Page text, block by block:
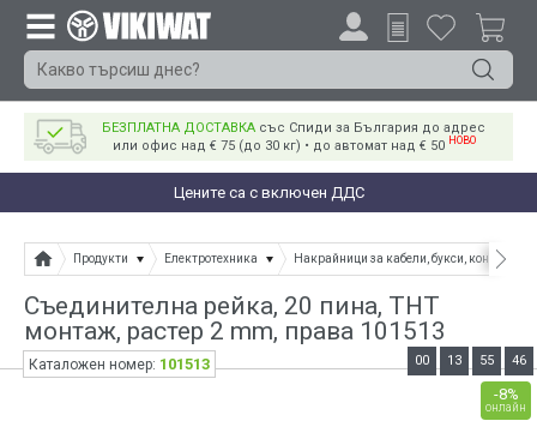
БЕЗПЛАТНА ДОСТАВКА със Спиди за България до адрес
или офис над € 75 (до 30 кг) • до автомат над € 50 НОВО
Цените са с включен ДДС
Продукти Електротехника Накрайници за кабели, букси, конектори
Съединителна рейка, 20 пина, THT
монтаж, растер 2 mm, права 101513
-8%
онлайн
00 13 55 45
Каталожен номер: 101513